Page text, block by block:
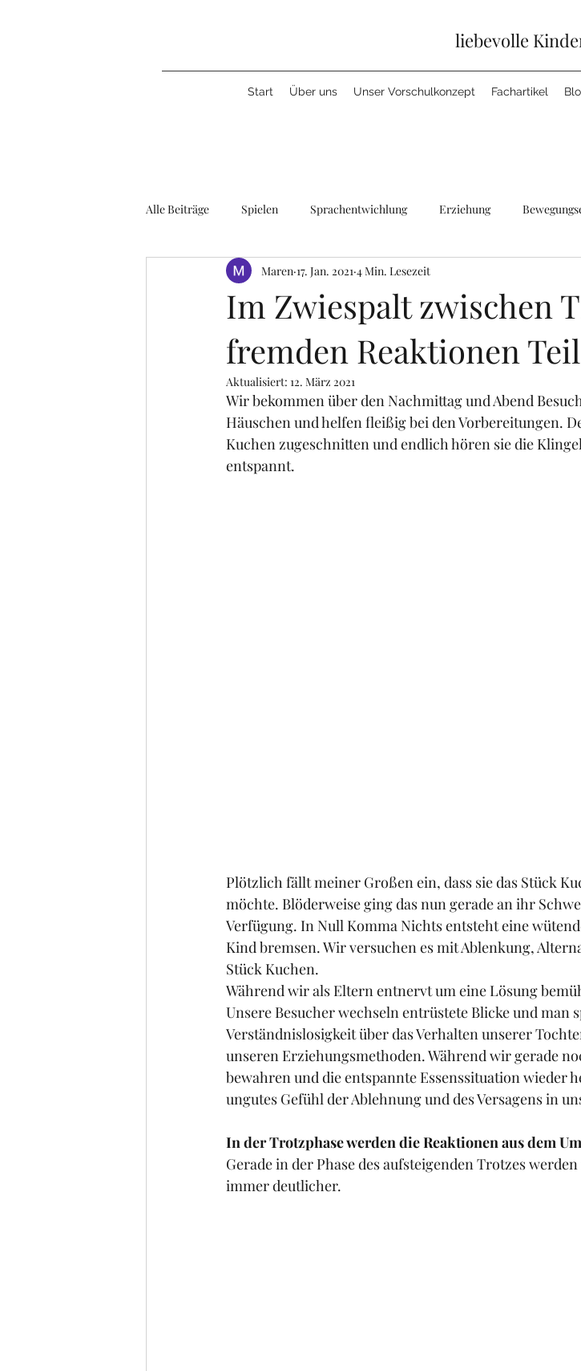
liebevolle
Start Über uns Unser Vorschulkonzept Fachartikel
Alle Beiträge Spielen Sprachentwichlung Erziehung
Geschwister Musik/Kunst/Kultur Natur
Im Zwiespalt zwischen
fremden Reaktionen
Maren 17. Jan. 2021 4 Min. Lesezeit
Aktualisiert: 12. März 2021
Wir bekommen über den Nachmittag und Abend
Häuschen und helfen fleißig bei den Vorbereitungen.
Kuchen zugeschnitten und endlich hören sie die
entspannt.
Plötzlich fällt meiner Großen ein, dass sie das Stück
möchte. Blöderweise ging das nun gerade an ihr
Verfügung. In Null Komma Nichts entsteht eine
Kind bremsen. Wir versuchen es mit Ablenkung,
Stück Kuchen.
Während wir als Eltern entnervt um eine Lösung
Unsere Besucher wechseln entrüstete Blicke und man
Verständnislosigkeit über das Verhalten unserer
unseren Erziehungsmethoden. Während wir gerade
bewahren und die entspannte Essenssituation wieder
ungutes Gefühl der Ablehnung und des Versagens in
In der Trotzphase werden die Reaktionen aus dem
Gerade in der Phase des aufsteigenden Trotzes
immer deutlicher.